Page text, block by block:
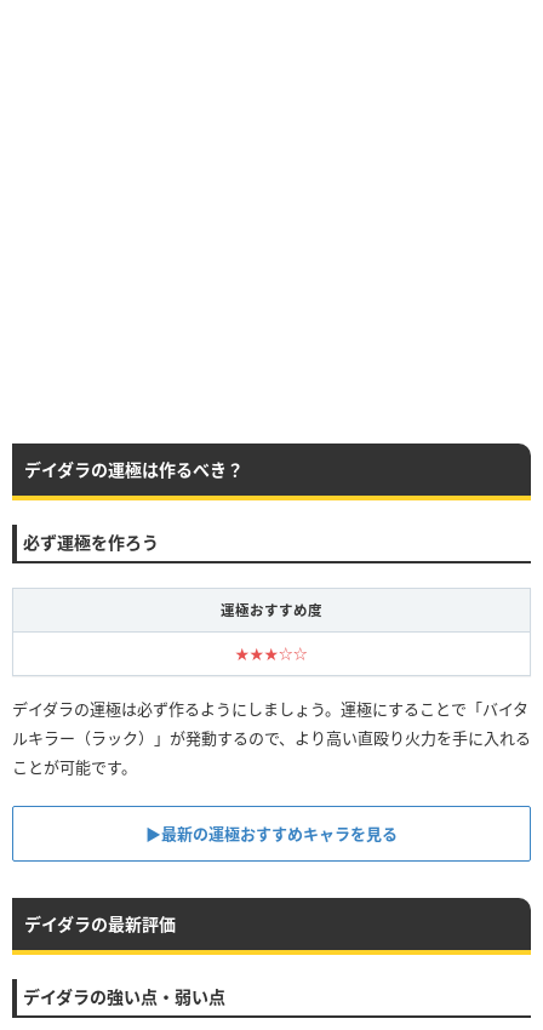
デイダラの運極は作るべき？
必ず運極を作ろう
運極おすすめ度
★★★☆☆
デイダラの運極は必ず作るようにしましょう。運極にすることで「バイタ
ルキラー（ラック）」が発動するので、より高い直殴り火力を手に入れる
ことが可能です。
▶︎最新の運極おすすめキャラを見る
デイダラの最新評価
デイダラの強い点・弱い点